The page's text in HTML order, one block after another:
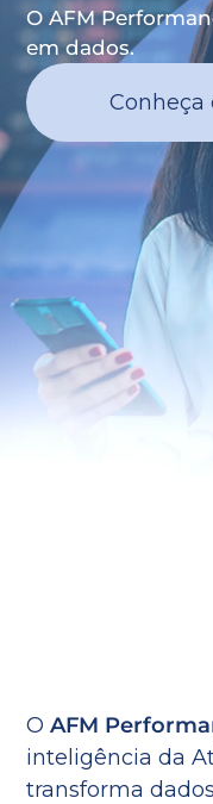
O AFM
em dados.
Conheça
OAFM
inteligência da
transforma